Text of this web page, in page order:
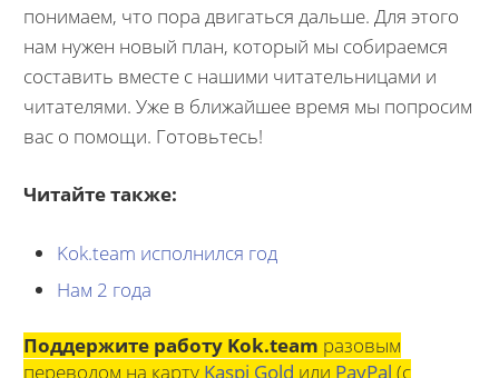
понимаем, что пора двигаться дальше. Для этого
нам нужен новый план, который мы собираемся
составить вместе с нашими читательницами и
читателями. Уже в ближайшее время мы попросим
вас о помощи. Готовьтесь!
Читайте также:
Kok.team исполнился год
Нам 2 года
Поддержите работу Kok.team разовым
переводом на карту Kaspi Gold или PayPal (с